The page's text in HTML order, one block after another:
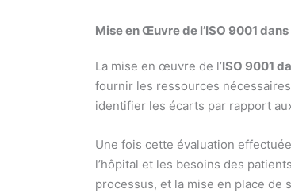
Mise en Œuvre de l’ISO 9001
La mise en œuvre de l’ISO 9001
fournir les ressources
identifier les écarts par rapport
Une fois cette évaluation
l’hôpital et les besoins des
processus, et la mise en place de